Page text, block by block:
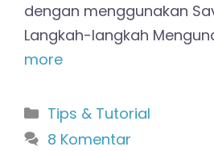
dengan menggunakan
Langkah-langkah
more
Kategori
Tips & Tutorial
8 Komentar